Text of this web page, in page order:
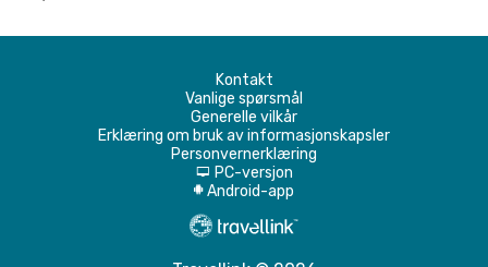
Kontakt
Vanlige spørsmål
Generelle vilkår
Erklæring om bruk av informasjonskapsler
Personvernerklæring
d PC-versjon
A Android-app